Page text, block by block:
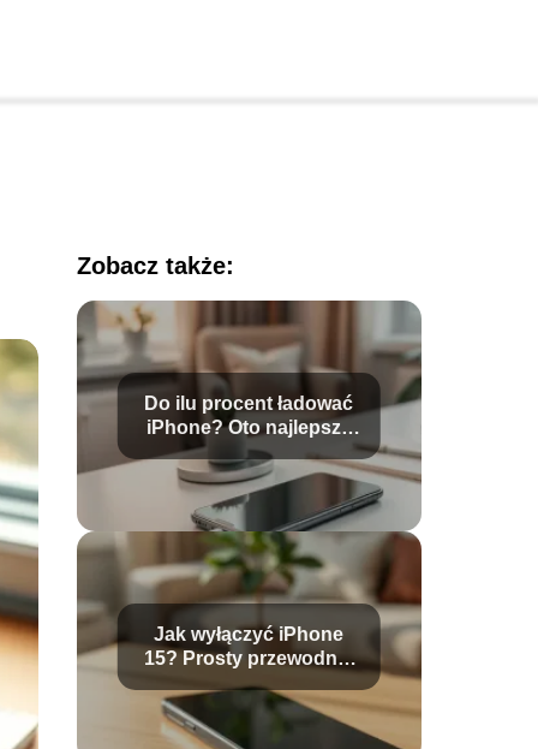
Zobacz także:
Do ilu procent ładować
iPhone? Oto najlepsze
praktyki
Jak wyłączyć iPhone
15? Prosty przewodnik
krok po kroku